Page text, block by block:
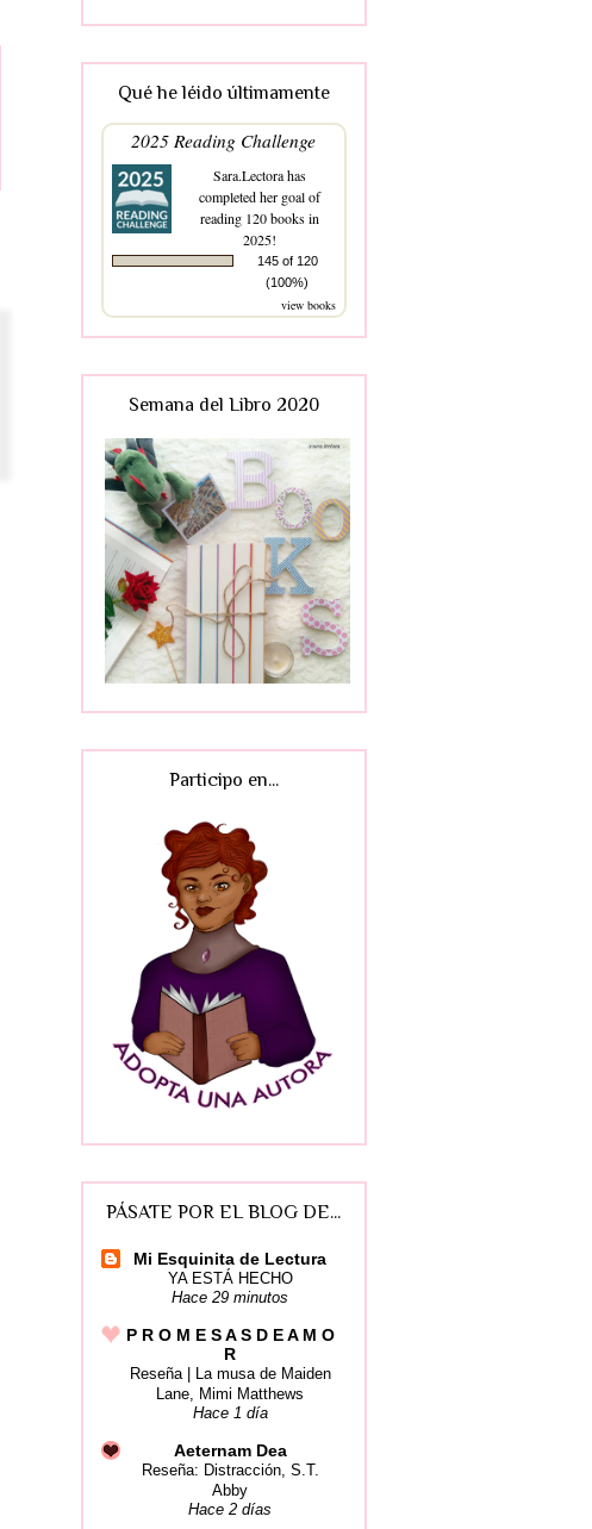
Qué he léido últimamente
2025 Reading Challenge
Sara.Lectorahas
completed her goal of
reading 120 books in
2025!
145 of 120
(100%)
view books
Semana del Libro 2020
Participo en...
PÁSATE POR EL BLOG DE...
Mi Esquinita de Lectura
YA ESTÁ HECHO
Hace 29 minutos
P R O M E S A S D E A M O
R
Reseña | La musa de Maiden
Lane, Mimi Matthews
Hace 1 día
Aeternam Dea
Reseña: Distracción, S.T.
Abby
Hace 2 días